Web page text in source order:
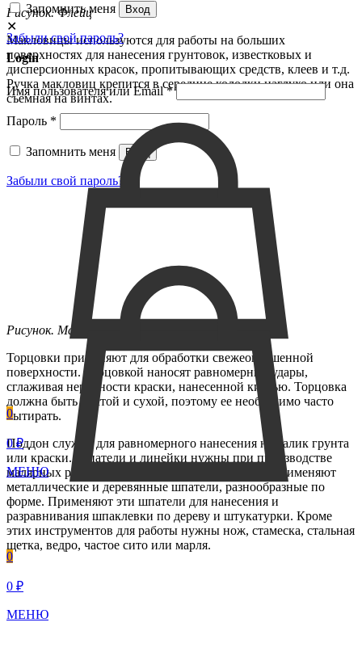
Запомнить меня Вход
Забыли свой пароль?
0
0 ₽
МЕНЮ
✕
Login
Имя пользователя или Email*
Пароль *
Запомнить меня Вход
Забыли свой пароль?
0
0 ₽
МЕНЮ
Рисунок. Флейц
Макловицы используются для работы на больших
поверхностях для нанесения грунтовок, известковых и
дисперсионных красок, пропитывающих средств, клеев и т.д.
Ручка макловиц крепится в середине колодки наглухо или она
съемная на винтах.
Рисунок. Макловица
Торцовки применяют для обработки свежеокрашенной
поверхности. Торцовкой наносят равномерные удары,
сглаживая неровности краски, нанесенной кистью. Торцовка
должна быть чистой и сухой, поэтому ее необходимо часто
вытирать.
Поддон служит для равномерного нанесения на валик грунта
или краски. Шпатели и линейки нужны при производстве
малярных работ, для разравнивания шпаклевки применяют
металлические и деревянные шпатели, разнообразные по
форме. Применяют эти шпатели для нанесения и
разравнивания шпаклевки по дереву и штукатурки. Кроме
этих инструментов для работы нужны нож, стамеска, стальная
щетка, ведро, частое сито или марля.